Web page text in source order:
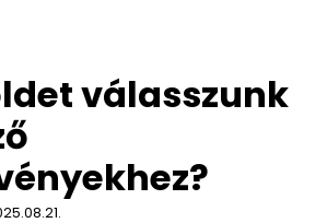
válasszunk